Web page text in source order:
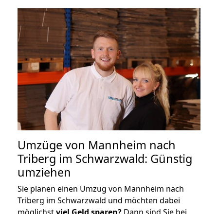
Umzüge von Mannheim nach
Triberg im Schwarzwald: Günstig
umziehen
Sie planen einen Umzug von Mannheim nach
Triberg im Schwarzwald und möchten dabei